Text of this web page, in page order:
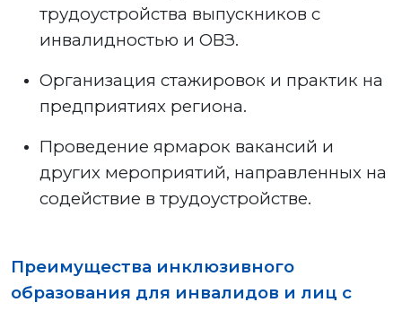
трудоустройства выпускников с
инвалидностью и ОВЗ.
Организация стажировок и практик на
предприятиях региона.
Проведение ярмарок вакансий и
других мероприятий, направленных на
содействие в трудоустройстве.
Преимущества инклюзивного
образования для инвалидов и лиц с